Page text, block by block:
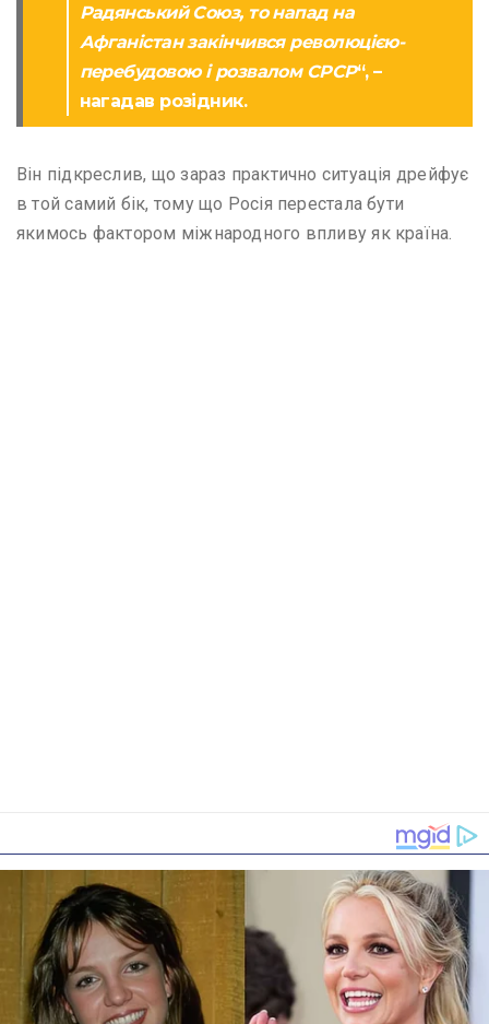
Радянський Союз, то напад на
Афганістан закінчився революцією-
перебудовою і розвалом СРСР“, –
нагадав розідник.
Він підкреслив, що зараз практично ситуація дрейфує
в той самий бік, тому що Росія перестала бути
якимось фактором міжнародного впливу як країна.